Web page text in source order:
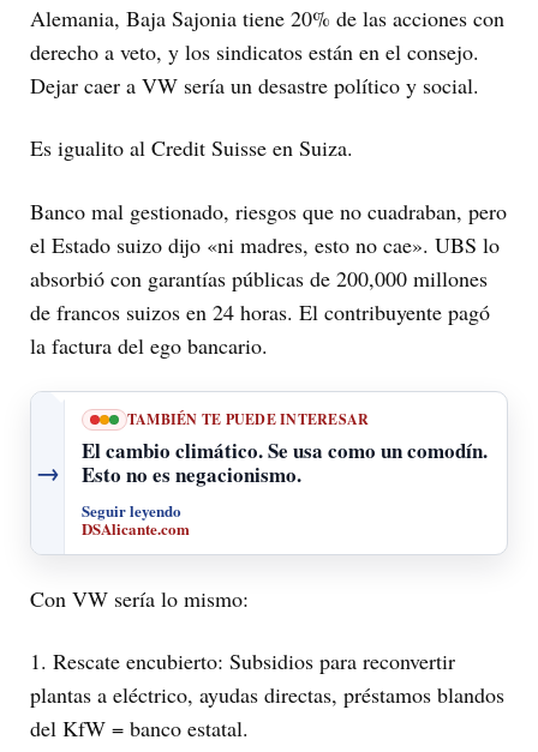
Alemania, Baja Sajonia tiene 20% de las acciones con
derecho a veto, y los sindicatos están en el consejo.
Dejar caer a VW sería un desastre político y social.
Es igualito al Credit Suisse en Suiza.
Banco mal gestionado, riesgos que no cuadraban, pero
el Estado suizo dijo «ni madres, esto no cae». UBS lo
absorbió con garantías públicas de 200,000 millones
de francos suizos en 24 horas. El contribuyente pagó
la factura del ego bancario.
→
TAMBIÉN TE PUEDE INTERESAR
El cambio climático. Se usa como un comodín.
Esto no es negacionismo.
Seguir leyendo
DSAlicante.com
Con VW sería lo mismo:
1. Rescate encubierto: Subsidios para reconvertir
plantas a eléctrico, ayudas directas, préstamos blandos
del KfW = banco estatal.